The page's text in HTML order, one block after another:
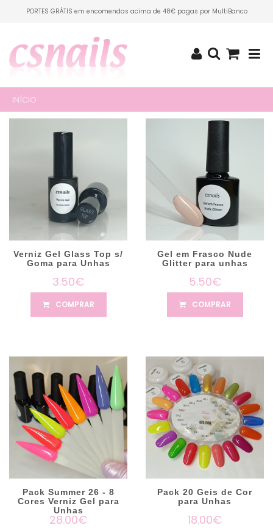
PORTES GRÁTIS em encomendas acima de 48€ pagas por MultiBanco
INÍCIO
Verniz Gel Glass Top s/
Goma para Unhas
3.50€
COMPRAR
Gel em Frasco Nude
Glitter para unhas
5.50€
COMPRAR
Pack Summer 26 - 8
Cores Verniz Gel para
Unhas
28.00€
Pack 20 Geis de Cor
para Unhas
18.00€